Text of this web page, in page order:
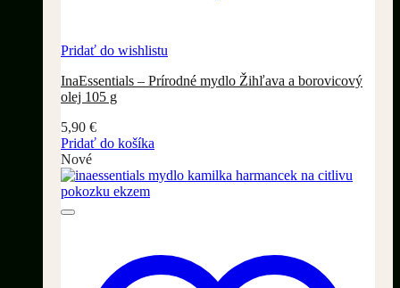
Pridať do wishlistu
InaEssentials – Prírodné mydlo Žihľava a borovicový
olej 105 g
5,90 €
Pridať do košíka
Nové